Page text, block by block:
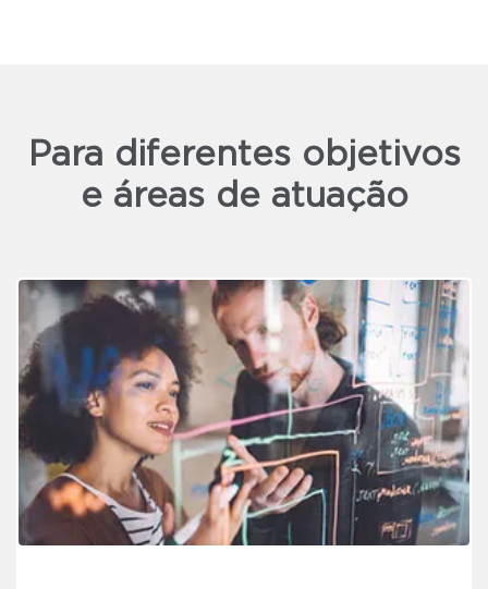
Para diferentes objetivos
e áreas de atuação